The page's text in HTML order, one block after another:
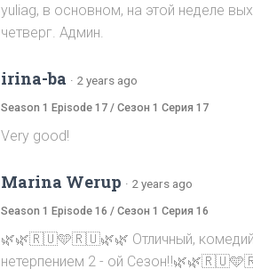
yuliag, в основном, на этой неделе
четверг. Админ.
irina-ba · 2 years ago
Season 1 Episode 17 / Сезон 1 Серия 17
Very good!
Marina Werup · 2 years ago
Season 1 Episode 16 / Сезон 1 Серия 16
🌿🌿🇷🇺🩵🇷🇺🌿🌿 Отличный,
нетерпением 2 - ой